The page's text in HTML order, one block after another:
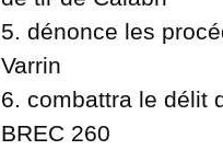
5. dénonce les
Varrin
6. combattra le délit
BREC 260